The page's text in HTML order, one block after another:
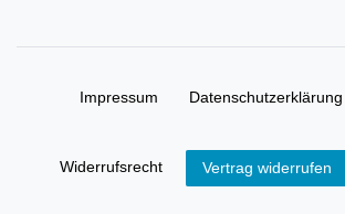
Impressum Daten­schutz­erklärung
Widerrufs­recht Vertrag widerrufen